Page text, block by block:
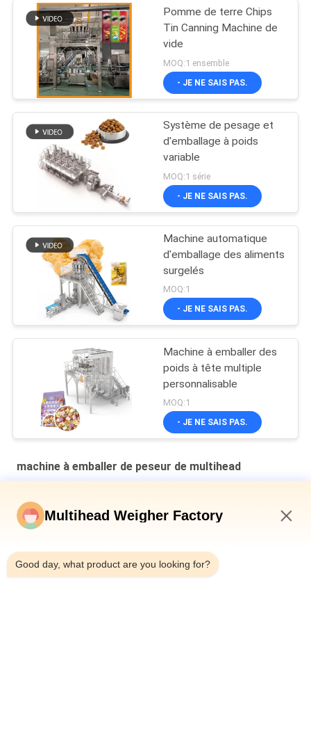
Pomme de terre Chips
Tin Canning Machine de
vide
MOQ:1 ensemble
- JE NE SAIS PAS.
Système de pesage et
d'emballage à poids
variable
MOQ:1 série
- JE NE SAIS PAS.
Machine automatique
d'emballage des aliments
surgelés
MOQ:1
- JE NE SAIS PAS.
Machine à emballer des
poids à tête multiple
personnalisable
MOQ:1
- JE NE SAIS PAS.
machine à emballer de peseur de multihead
multi-tête pesanteur de pain en sac
Multihead Weigher Factory
Good day, what product are you looking for?